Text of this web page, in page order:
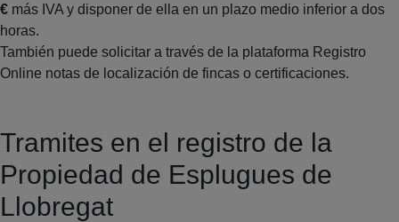
€ más IVA y disponer de ella en un plazo medio inferior a dos
horas.
También puede solicitar a través de la plataforma Registro
Online notas de localización de fincas o certificaciones.
Tramites en el registro de la
Propiedad de Esplugues de
Llobregat